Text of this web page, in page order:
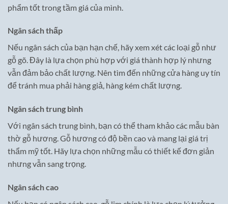
phẩm tốt trong tầm giá của mình.
Ngân sách thấp
Nếu ngân sách của bạn hạn chế, hãy xem xét các loại gỗ như
gỗ gõ. Đây là lựa chọn phù hợp với giá thành hợp lý nhưng
vẫn đảm bảo chất lượng. Nên tìm đến những cửa hàng uy tín
để tránh mua phải hàng giả, hàng kém chất lượng.
Ngân sách trung bình
Với ngân sách trung bình, bạn có thể tham khảo các mẫu bàn
thờ gỗ hương. Gỗ hương có độ bền cao và mang lại giá trị
thẩm mỹ tốt. Hãy lựa chọn những mẫu có thiết kế đơn giản
nhưng vẫn sang trọng.
Ngân sách cao